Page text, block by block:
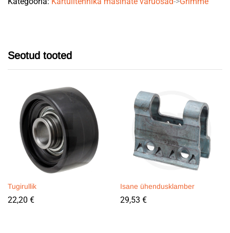
Seotud tooted
Tugirullik
22,20 €
Isane ühendusklamber
29,53 €